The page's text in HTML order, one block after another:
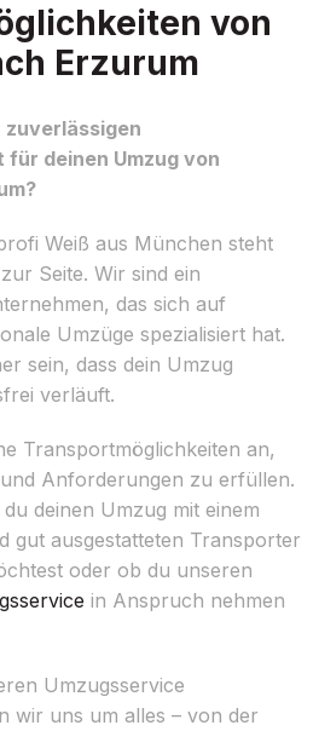
von
Erzurum
deinen Umzug von
Weiß aus München steht
Seite. Wir sind ein
das sich auf
Umzüge spezialisiert hat.
sein, dass dein Umzug
verläuft.
Transportmöglichkeiten an,
Anforderungen zu erfüllen.
deinen Umzug mit einem
gut ausgestatteten Transporter
oder ob du unseren
in Anspruch nehmen
Umzugsservice
wir uns um alles – von der